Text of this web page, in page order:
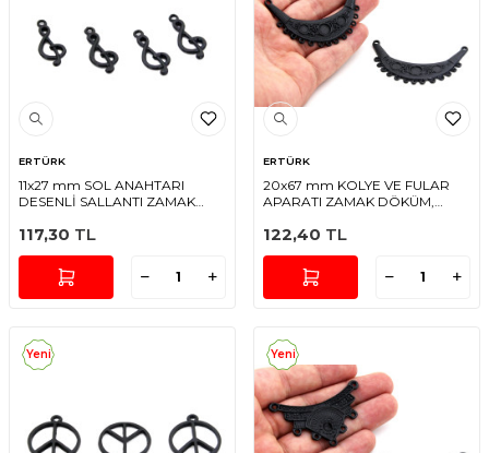
ERTÜRK
11x27 mm SOL ANAHTARI
DESENLİ SALLANTI ZAMAK
117,30 TL
ERTÜRK
20x67 mm KOLYE VE FULAR
APARATI ZAMAK DÖKÜM,
122,40 TL
Yeni Yeni